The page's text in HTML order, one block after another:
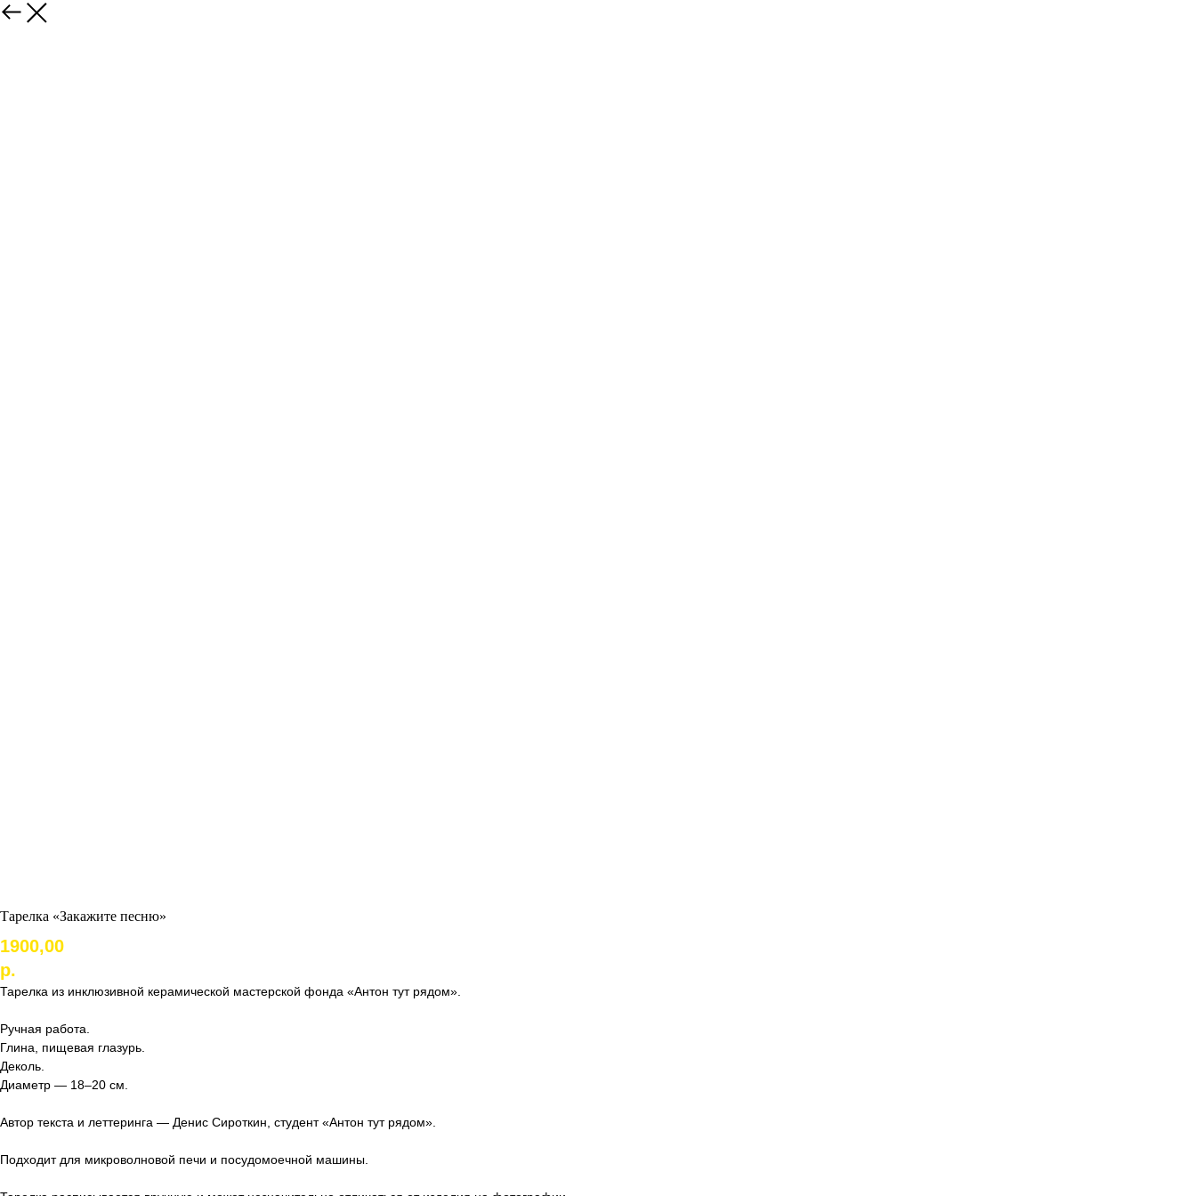
Тарелка «Закажите песню»
1900,00
р.
Тарелка из инклюзивной керамической мастерской фонда «Антон тут рядом».
Ручная работа.
Глина, пищевая глазурь.
Деколь.
Диаметр — 18–20 см.
Автор текста и леттеринга — Денис Сироткин, студент «Антон тут рядом».
Подходит для микроволновой печи и посудомоечной машины.